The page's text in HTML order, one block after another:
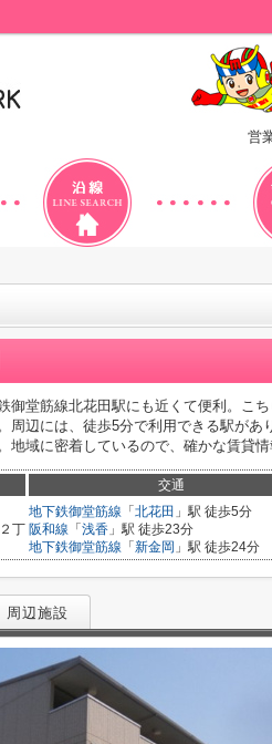
営
御堂筋線北花田駅にも近くて便利。こ
周辺には、徒歩5分で利用できる駅が
地域に密着しているので、確かな賃貸
交通
２丁
地下鉄御堂筋線 「 北花田 」駅 徒歩5分
阪和線 「 浅香 」駅 徒歩23分
地下鉄御堂筋線 「 新金岡 」駅 徒歩24分
周辺施設